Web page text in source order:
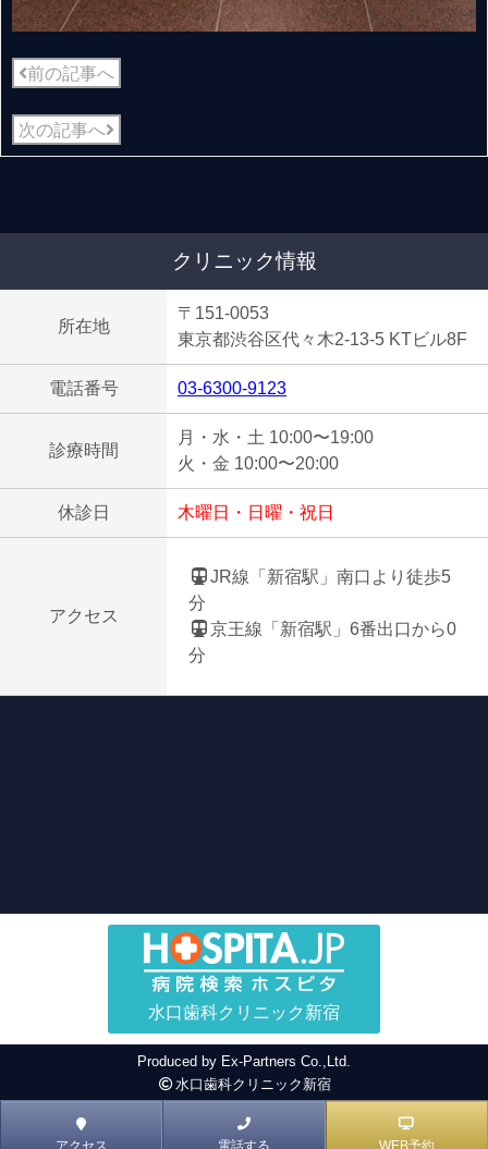
前の記事へ
次の記事へ
クリニック情報
所在地
〒151-0053
東京都渋谷区代々木2-13-5 KTビル8F
電話番号 03-6300-9123
診療時間
月・水・土 10:00〜19:00
火・金 10:00〜20:00
休診日 木曜日・日曜・祝日
アクセス
JR線「新宿駅」南口より徒歩5
分
京王線「新宿駅」6番出口から0
分
水口歯科クリニック新宿
Produced by Ex-Partners Co.,Ltd.
水口歯科クリニック新宿
アクセス 電話する WEB予約